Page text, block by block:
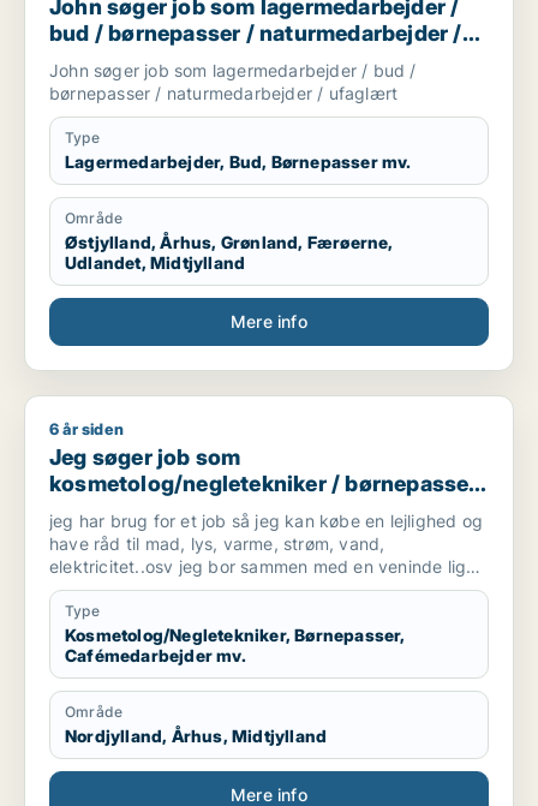
John søger job som lagermedarbejder /
bud / børnepasser / naturmedarbejder /
ufaglært
John søger job som lagermedarbejder / bud /
børnepasser / naturmedarbejder / ufaglært
Type
Lagermedarbejder, Bud, Børnepasser mv.
Område
Østjylland, Århus, Grønland, Færøerne,
Udlandet, Midtjylland
Mere info
Jeg søger job som kosmetolog/negletekniker /
6 år siden
Jeg søger job som
kosmetolog/negletekniker / børnepasser
/ cafémedarbejder / blomsterhandler /
fritids medarbejder
jeg har brug for et job så jeg kan købe en lejlighed og
have råd til mad, lys, varme, strøm, vand,
elektricitet..osv jeg bor sammen med en veninde lige
nu men hun skal bo med sin kæreste.
Type
Kosmetolog/Negletekniker, Børnepasser,
Cafémedarbejder mv.
Område
Nordjylland, Århus, Midtjylland
Mere info